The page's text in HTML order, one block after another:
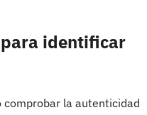
identificar
comprobar la autenticidad